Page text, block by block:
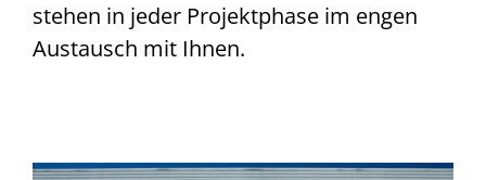
stehen in jeder Projektphase im engen
Austausch mit Ihnen.